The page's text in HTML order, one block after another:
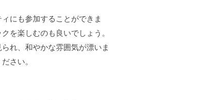
にも参加することができま
を楽しむのも良いでしょう。
れ、和やかな雰囲気が漂いま
さい。